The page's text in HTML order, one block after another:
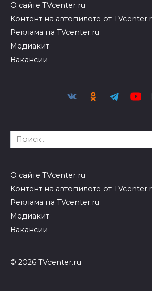
О сайте TVcenter.ru
Контент на автопилоте от
Реклама на TVcenter.ru
Медиакит
Вакансии
Search
for:
О сайте TVcenter.ru
Контент на автопилоте от
Реклама на TVcenter.ru
Медиакит
Вакансии
© 2026 TVcenter.ru